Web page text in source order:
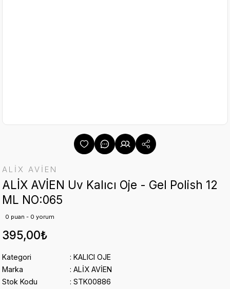
ALİX AVİEN
ALİX AVİEN Uv Kalıcı Oje - Gel Polish 12
ML NO:065
0 puan - 0 yorum
395,00₺
Kategori
KALICI OJE
Marka
ALİX AVİEN
Stok Kodu
STK00886